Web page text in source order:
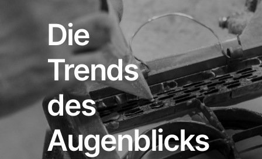
Die
Trends
des
Augenblicks